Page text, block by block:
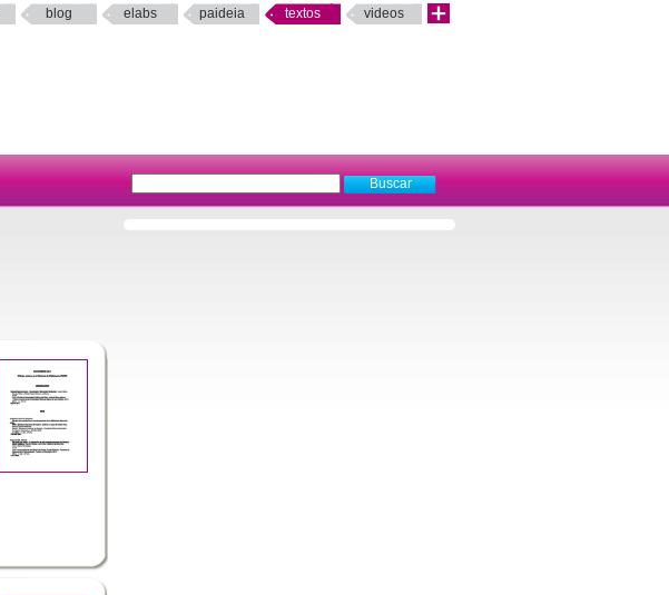
blog elabs paideia textos videos